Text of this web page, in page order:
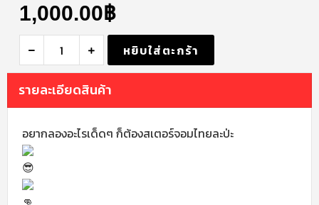
1,000.00฿
หยิบใส่ตะกร้า
รายละเอียดสินค้า
อยากลองอะไรเด็ดๆ ก็ต้องสเตอร์จอมไทยละป่ะ